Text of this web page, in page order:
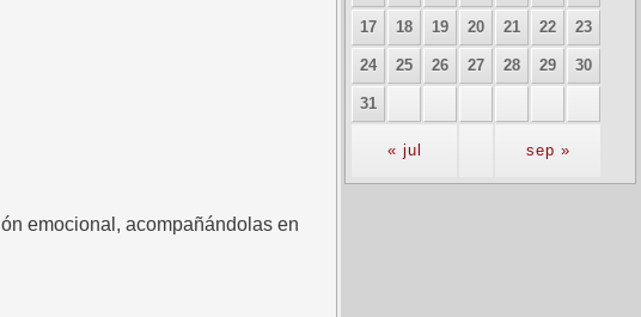
emocional, acompañándolas en
« jul sep »
17 18 19 20 21 22 23
24 25 26 27 28 29 30
31